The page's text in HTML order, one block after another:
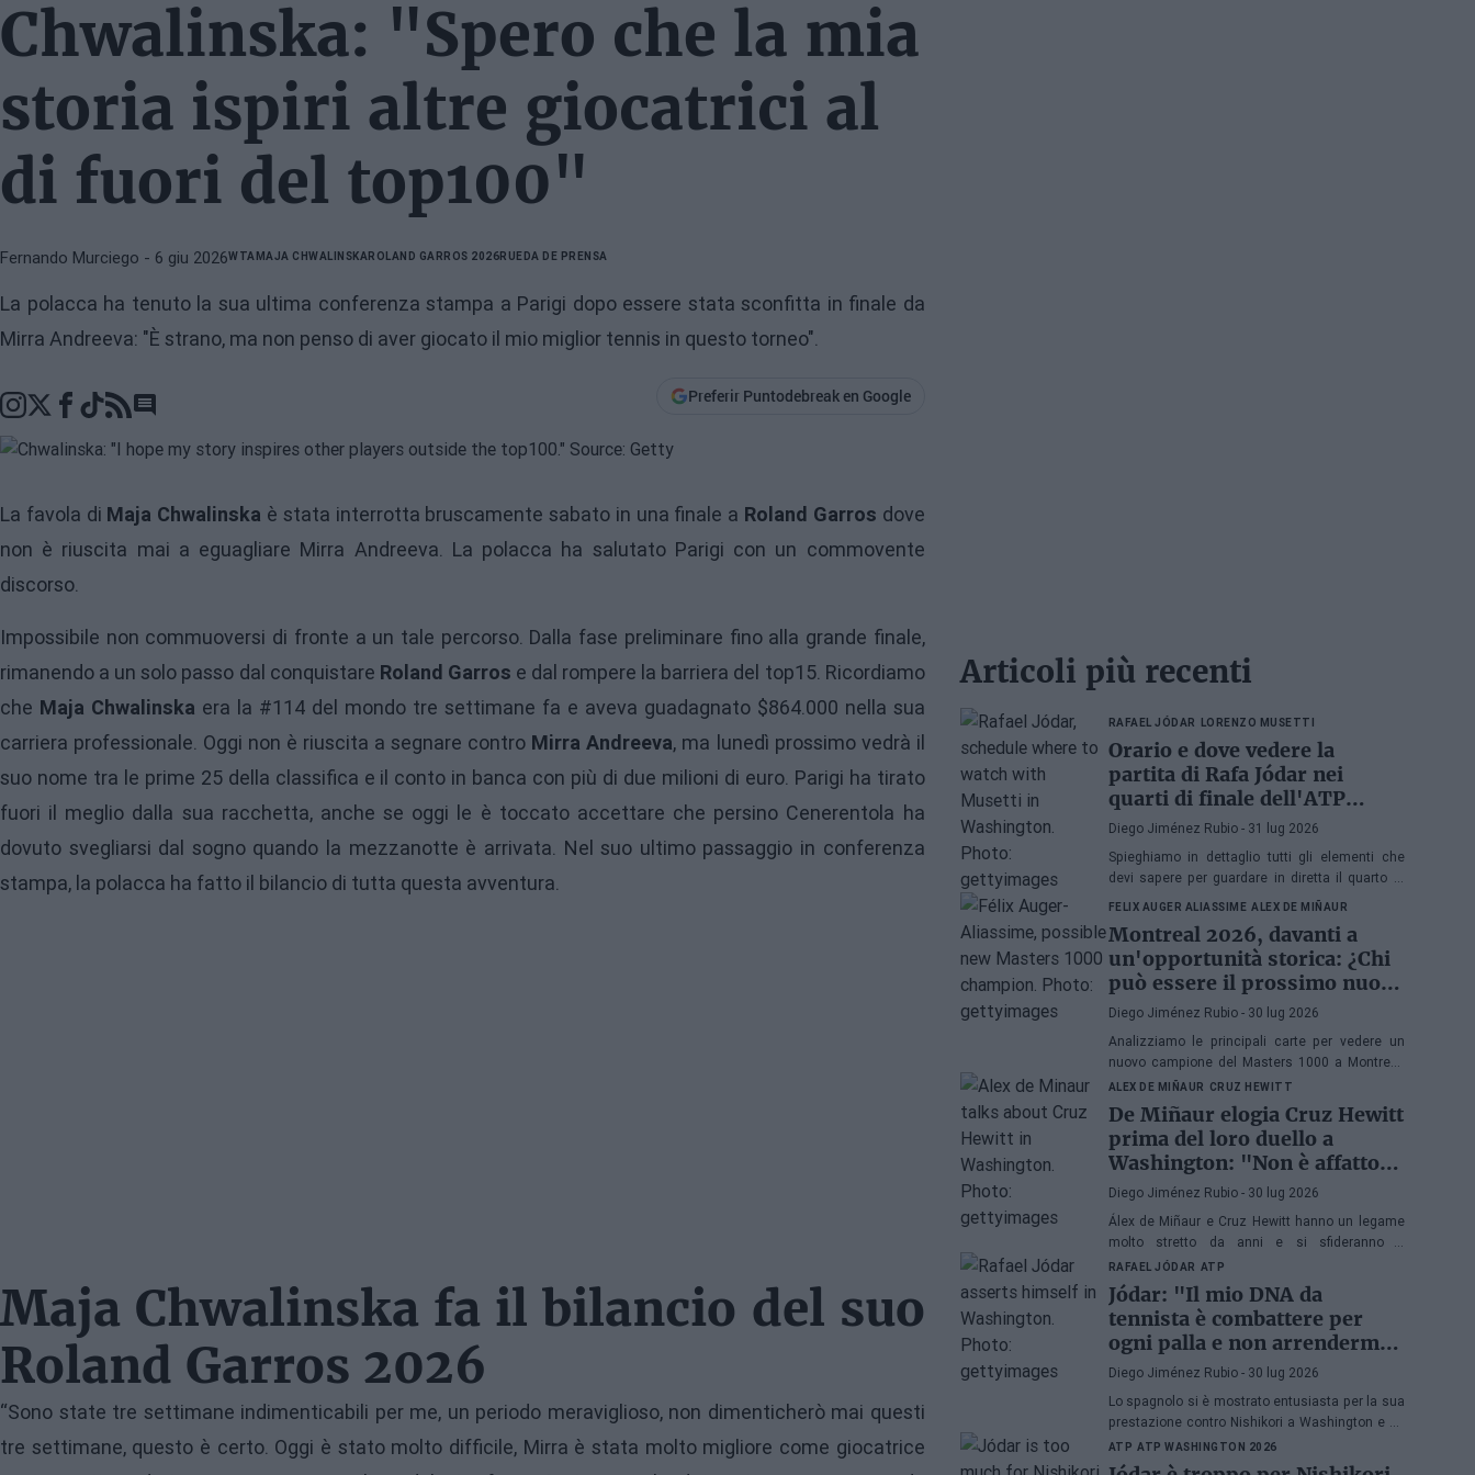
Chwalinska: "Spero che la mia
storia ispiri altre giocatrici al
di fuori del top100"
Fernando Murciego - 6 giu 2026WTA MAJA CHWALINSKAROLAND GARROS 2026RUEDA DE PRENSA
La polacca ha tenuto la sua ultima conferenza stampa a Parigi dopo essere stata sconfitta in finale da
Mirra Andreeva: "È strano, ma non penso di aver giocato il mio miglior tennis in questo torneo".
Go to comments section
Preferir Puntodebreak en Google
La favola di Maja Chwalinska è stata interrotta bruscamente sabato in una finale a Roland Garros dove
non è riuscita mai a eguagliare Mirra Andreeva. La polacca ha salutato Parigi con un commovente
discorso.
Impossibile non commuoversi di fronte a un tale percorso. Dalla fase preliminare fino alla grande finale,
rimanendo a un solo passo dal conquistare Roland Garros e dal rompere la barriera del top15. Ricordiamo
che Maja Chwalinska era la #114 del mondo tre settimane fa e aveva guadagnato $864.000 nella sua
carriera professionale. Oggi non è riuscita a segnare contro Mirra Andreeva, ma lunedì prossimo vedrà il
suo nome tra le prime 25 della classifica e il conto in banca con più di due milioni di euro. Parigi ha tirato
fuori il meglio dalla sua racchetta, anche se oggi le è toccato accettare che persino Cenerentola ha
dovuto svegliarsi dal sogno quando la mezzanotte è arrivata. Nel suo ultimo passaggio in conferenza
stampa, la polacca ha fatto il bilancio di tutta questa avventura.
Maja Chwalinska fa il bilancio del suo
Roland Garros 2026
“Sono state tre settimane indimenticabili per me, un periodo meraviglioso, non dimenticherò mai questi
tre settimane, questo è certo. Oggi è stato molto difficile, Mirra è stata molto migliore come giocatrice
Articoli più recenti
RAFAEL JÓDAR LORENZO MUSETTI
Orario e dove vedere la
partita di Rafa Jódar nei
quarti di finale dell'ATP
Washington 2026 contro
Musetti
Diego Jiménez Rubio- 31 lug 2026
Spieghiamo in dettaglio tutti gli elementi che
devi sapere per guardare in diretta il quarto di
finale dell'ATP 500 a Washington 2026 tra Rafa
FELIX AUGER ALIASSIME ALEX DE MIÑAUR
Montreal 2026, davanti a
un'opportunità storica: ¿Chi
può essere il prossimo nuovo
campione di Masters 1000?
Diego Jiménez Rubio- 30 lug 2026
Analizziamo le principali carte per vedere un
nuovo campione del Masters 1000 a Montreal.
Sarebbe il quinto anno consecutivo con un
vincitore esordiente in Canada.
ALEX DE MIÑAUR CRUZ HEWITT
De Miñaur elogia Cruz Hewitt
prima del loro duello a
Washington: "Non è affatto
facile dedicarsi al tennis
essendo figlio di un ex
numero 1 del mondo"
Diego Jiménez Rubio- 30 lug 2026
Álex de Miñaur e Cruz Hewitt hanno un legame
molto stretto da anni e si sfideranno a
Washington in un duello che promette grandi
emozioni.
RAFAEL JÓDAR ATP
Jódar: "Il mio DNA da
tennista è combattere per
ogni palla e non arrendermi
mai"
Diego Jiménez Rubio- 30 lug 2026
Lo spagnolo si è mostrato entusiasta per la sua
prestazione contro Nishikori a Washington e ha
esaminato una delle sue grandi virtù prima di
sfidare Musetti nei quarti di finale.
ATP ATP WASHINGTON 2026